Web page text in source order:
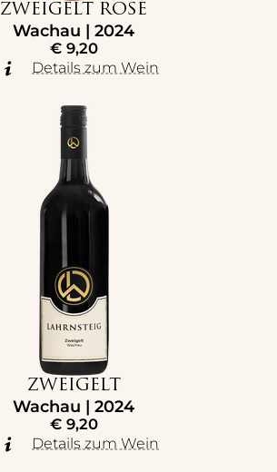
ZWEIGELT ROSÉ
Wachau | 2024
€9,20
Details zum Wein
ZWEIGELT
Wachau | 2024
€9,20
Details zum Wein